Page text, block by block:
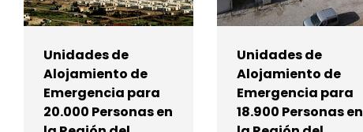
Unidades de
Alojamiento de
Emergencia para
20.000 Personas en
Unidades de
Alojamiento de
Emergencia para
18.900 Personas en